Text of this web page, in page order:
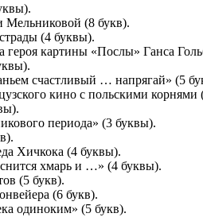
Мельниковой (8 букв).
(4 буквы).
картины «Послы» Ганса
счастливый … напрягай» (5
кино с польскими корнями
периода» (3 буквы).
Хичкока (4 буквы).
хмарь и …» (4 буквы).
(5 букв).
(6 букв).
одиноким» (5 букв).